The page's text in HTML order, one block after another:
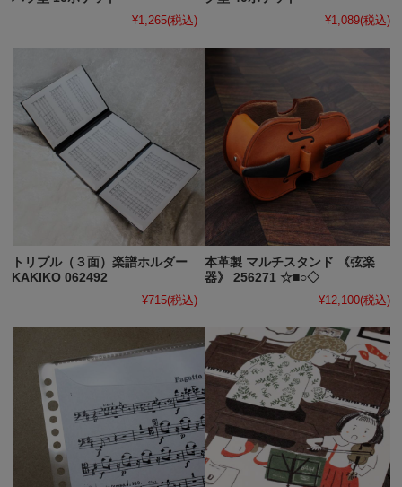
¥1,265(税込)
¥1,089(税込)
トリプル（３面）楽譜ホルダー
KAKIKO 062492
¥715(税込)
本革製 マルチスタンド 《弦楽
器》 256271 ☆■○◇
¥12,100(税込)